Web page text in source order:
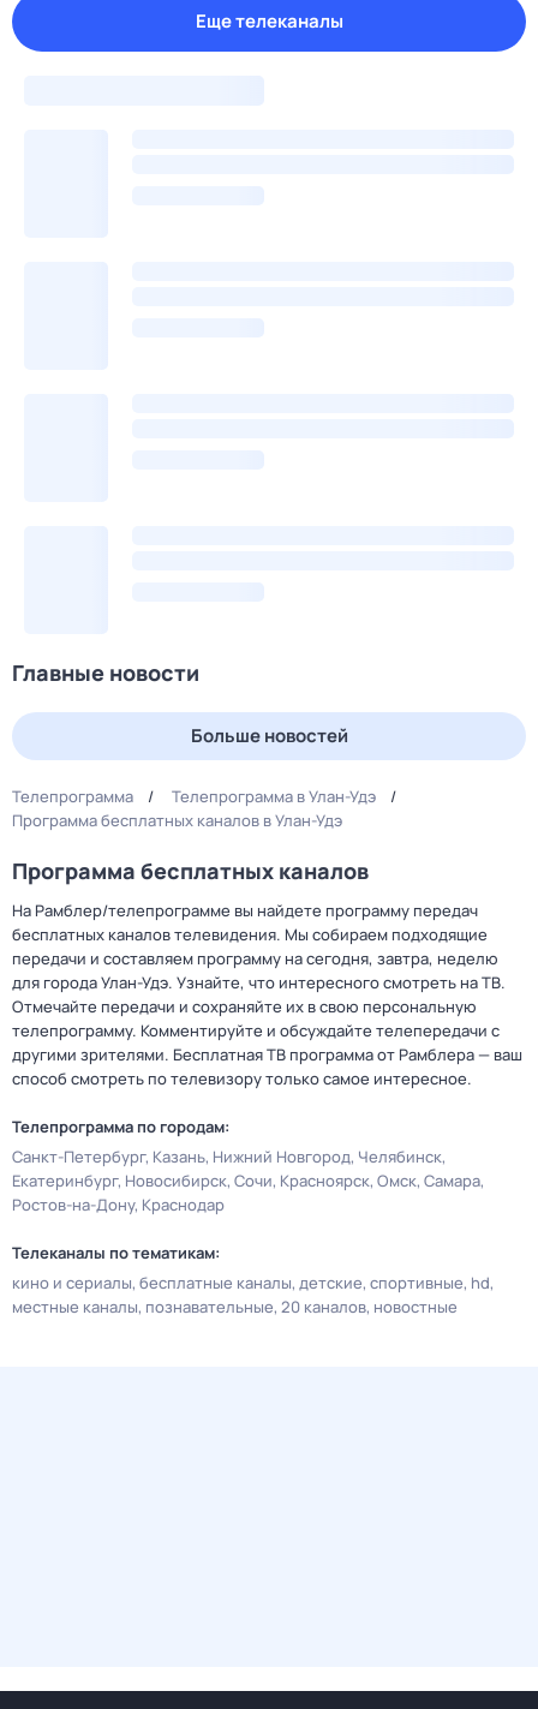
Еще телеканалы
Главные новости
Больше новостей
Телепрограмма
Телепрограмма в Улан-Удэ
Программа бесплатных каналов в Улан-Удэ
Программа бесплатных каналов
На Рамблер/телепрограмме вы найдете программу передач
бесплатных каналов телевидения. Мы собираем подходящие
передачи и составляем программу на сегодня, завтра, неделю
для города Улан-Удэ. Узнайте, что интересного смотреть на ТВ.
Отмечайте передачи и сохраняйте их в свою персональную
телепрограмму. Комментируйте и обсуждайте телепередачи с
другими зрителями. Бесплатная ТВ программа от Рамблера — ваш
способ смотреть по телевизору только самое интересное.
Телепрограмма по городам:
Санкт-Петербург Казань Нижний Новгород Челябинск
Екатеринбург Новосибирск Сочи Красноярск Омск Самара
Ростов-на-Дону Краснодар
Телеканалы по тематикам:
кино и сериалы бесплатные каналы детские спортивные hd
местные каналы познавательные 20 каналов новостные